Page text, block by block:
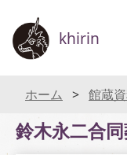
khirin
ホーム 館蔵
鈴木永二合